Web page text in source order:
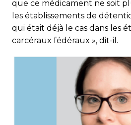
que ce médicament ne soit
les établissements de
qui était déjà le cas dans les
carcéraux fédéraux », dit-il.